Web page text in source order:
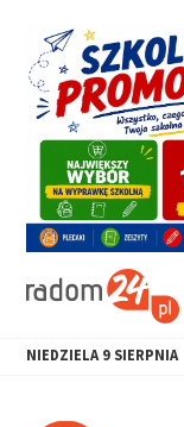
NIEDZIELA 9 SIERPNIA